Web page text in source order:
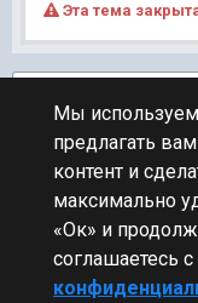
Эта тема
ПЕРЕЙТИ К
Обсуждение
Мы
предлагать
контент и
максимально
«Ок» и
соглашаетесь с